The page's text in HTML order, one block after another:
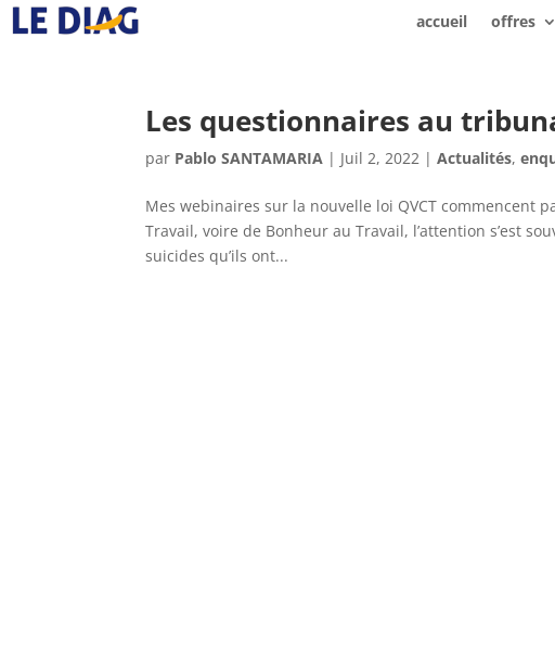
accueil offres
Les questionnaires au
par Pablo SANTAMARIA | Juil 2, 2022 |Actualités,
Mes webinaires sur la nouvelle loi QVCT commencent
Travail, voire de Bonheur au Travail, l’attention s’est
suicides qu’ils ont...